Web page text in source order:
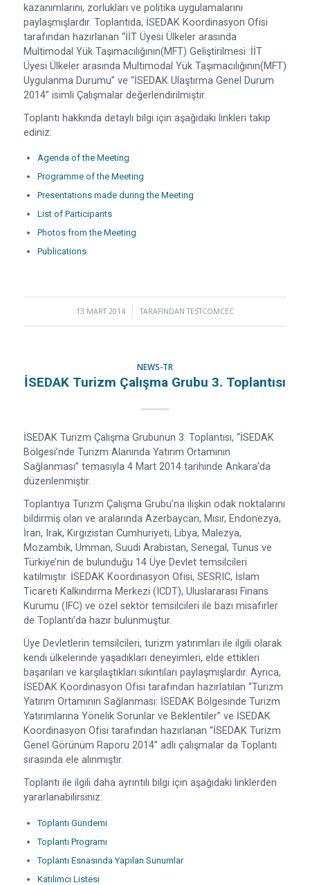
kazanımlarını, zorlukları ve politika uygulamalarını
paylaşmışlardır. Toplantıda, İSEDAK Koordinasyon Ofisi
tarafından hazırlanan “İİT Üyesi Ülkeler arasında
Multimodal Yük Taşımacılığının(MFT) Geliştirilmesi :İİT
Üyesi Ülkeler arasında Multimodal Yük Taşımacılığının(MFT)
Uygulanma Durumu” ve “İSEDAK Ulaştırma Genel Durum
2014” isimli Çalışmalar değerlendirilmiştir.
Toplantı hakkında detaylı bilgi için aşağıdaki linkleri takip
ediniz:
Agenda of the Meeting
Programme of the Meeting
Presentations made during the Meeting
List of Participants
Photos from the Meeting
Publications
13 MART 2014
/ TARAFINDANTESTCOMCEC
NEWS-TR
İSEDAK Turizm Çalışma Grubu 3. Toplantısı
İSEDAK Turizm Çalışma Grubunun 3. Toplantısı, “İSEDAK
Bölgesi’nde Turizm Alanında Yatırım Ortamının
Sağlanması” temasıyla 4 Mart 2014 tarihinde Ankara’da
düzenlenmiştir.
Toplantıya Turizm Çalışma Grubu’na ilişkin odak noktalarını
bildirmiş olan ve aralarında Azerbaycan, Mısır, Endonezya,
İran, Irak, Kırgızistan Cumhuriyeti, Libya, Malezya,
Mozambik, Umman, Suudi Arabistan, Senegal, Tunus ve
Türkiye’nin de bulunduğu 14 Üye Devlet temsilcileri
katılmıştır. İSEDAK Koordinasyon Ofisi, SESRIC, İslam
Ticareti Kalkındırma Merkezi (ICDT), Uluslararası Finans
Kurumu (IFC) ve özel sektör temsilcileri ile bazı misafirler
de Toplantı’da hazır bulunmuştur.
Üye Devletlerin temsilcileri, turizm yatırımları ile ilgili olarak
kendi ülkelerinde yaşadıkları deneyimleri, elde ettikleri
başarıları ve karşılaştıkları sıkıntıları paylaşmışlardır. Ayrıca,
İSEDAK Koordinasyon Ofisi tarafından hazırlatılan “Turizm
Yatırım Ortamının Sağlanması: İSEDAK Bölgesinde Turizm
Yatırımlarına Yönelik Sorunlar ve Beklentiler” ve İSEDAK
Koordinasyon Ofisi tarafından hazırlanan “İSEDAK Turizm
Genel Görünüm Raporu 2014” adlı çalışmalar da Toplantı
sırasında ele alınmıştır.
Toplantı ile ilgili daha ayrıntılı bilgi için aşağıdaki linklerden
yararlanabilirsiniz:
Toplantı Gündemi
Toplantı Programı
Toplantı Esnasında Yapılan Sunumlar
Katılımcı Listesi